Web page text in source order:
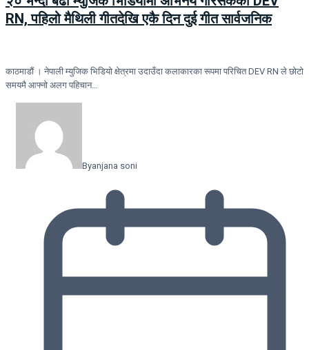
RN, पहिलो मैथिली गीतदेखि एकै दिन दुई गीत सार्वजनिक
काठमाडौं । नेपाली म्युजिक भिडियो क्षेत्रमा उदाउँदा कलाकारका रूपमा परिचित DEV RN ले छोटो
समयमै आफ्नो अलग पहिचान…
Byanjana soni